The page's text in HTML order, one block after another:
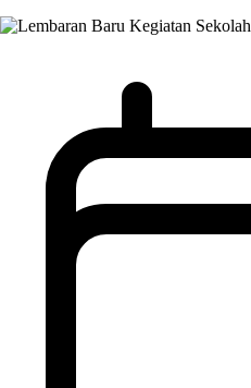
Kegiatan Sekolah